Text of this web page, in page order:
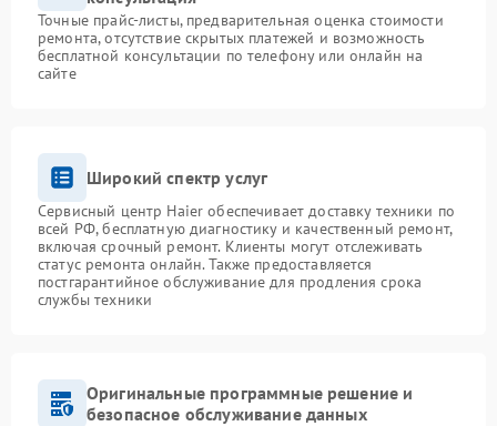
Точные прайс-листы, предварительная оценка стоимости
ремонта, отсутствие скрытых платежей и возможность
бесплатной консультации по телефону или онлайн на
сайте
Широкий спектр услуг
Сервисный центр Haier обеспечивает доставку техники по
всей РФ, бесплатную диагностику и качественный ремонт,
включая срочный ремонт. Клиенты могут отслеживать
статус ремонта онлайн. Также предоставляется
постгарантийное обслуживание для продления срока
службы техники
Оригинальные программные решение и
безопасное обслуживание данных